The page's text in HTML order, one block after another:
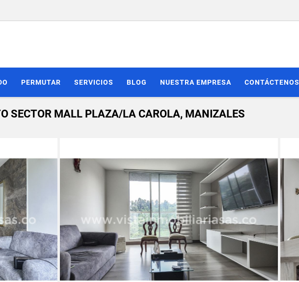
PERMUTAR SERVICIOS BLOG NUESTRA EMPRESA CONTÁCTENOS
SECTOR MALL PLAZA/LA CAROLA, MANIZALES